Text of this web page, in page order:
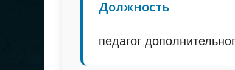
Должность
педагог